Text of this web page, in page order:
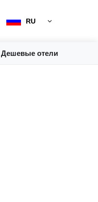
RU
Дешевые отели